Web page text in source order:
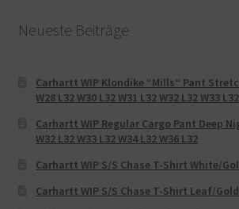
Neueste Beiträge
Carhartt WIP Klondike “Mills“ Pant
W28 L32 W30 L32 W31 L32 W32 L32 W33
Carhartt WIP Regular Cargo Pant Deep
W32 L32 W33 L32 W34 L32 W36 L32
Carhartt WIP S/S Chase T-Shirt White/
Carhartt WIP S/S Chase T-Shirt Leaf/Gold